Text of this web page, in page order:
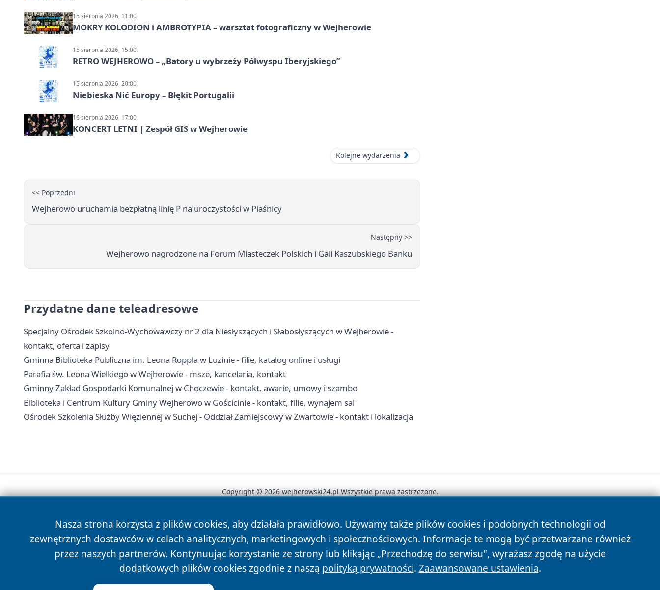
15 sierpnia 2026, 11:00
MOKRY KOLODION i AMBROTYPIA – warsztat fotograficzny w Wejherowie
15 sierpnia 2026, 15:00
RETRO WEJHEROWO – „Batory u wybrzeży Półwyspu Iberyjskiego”
15 sierpnia 2026, 20:00
Niebieska Nić Europy – Błękit Portugalii
16 sierpnia 2026, 17:00
KONCERT LETNI | Zespół GIS w Wejherowie
Kolejne wydarzenia
<< Poprzedni
Wejherowo uruchamia bezpłatną linię P na uroczystości w Piaśnicy
Następny >>
Wejherowo nagrodzone na Forum Miasteczek Polskich i Gali Kaszubskiego Banku
Przydatne dane teleadresowe
Specjalny Ośrodek Szkolno-Wychowawczy nr 2 dla Niesłyszących i Słabosłyszących w Wejherowie -
kontakt, oferta i zapisy
Gminna Biblioteka Publiczna im. Leona Roppla w Luzinie - filie, katalog online i usługi
Parafia św. Leona Wielkiego w Wejherowie - msze, kancelaria, kontakt
Gminny Zakład Gospodarki Komunalnej w Choczewie - kontakt, awarie, umowy i szambo
Biblioteka i Centrum Kultury Gminy Wejherowo w Gościcinie - kontakt, filie, wynajem sal
Ośrodek Szkolenia Służby Więziennej w Suchej - Oddział Zamiejscowy w Zwartowie - kontakt i lokalizacja
Nasza strona korzysta z plików cookies, aby działała prawidłowo. Używamy także plików cookies i podobnych technologii od
zewnętrznych dostawców w celach analitycznych, marketingowych i społecznościowych. Informacje te mogą być przetwarzane również
przez naszych partnerów. Kontynuując korzystanie ze strony lub klikając „Przechodzę do serwisu", wyrażasz zgodę na użycie
dodatkowych plików cookies zgodnie z naszą polityką prywatności. Zaawansowane ustawienia.
Copyright © 2026 wejherowski24.pl Wszystkie prawa zastrzeżone.
News Autorzy Polityka Prywatności Polityka Cookies